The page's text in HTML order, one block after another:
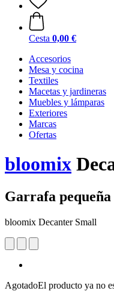
Cesta 0,00 €
Accesorios
Mesa y cocina
Textiles
Macetas y jardineras
Muebles y lámparas
Exteriores
Marcas
Ofertas
bloomix
Garrafa
bloomix Decanter Small
AgotadoEl producto ya no